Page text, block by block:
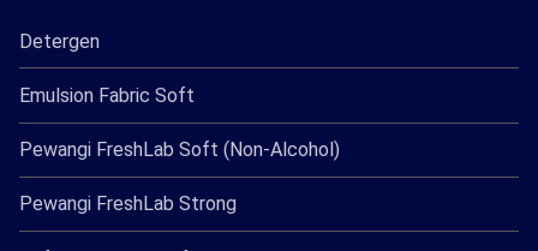
Detergen
Emulsion Fabric Soft
Pewangi FreshLab Soft (Non-Alcohol)
Pewangi FreshLab Strong